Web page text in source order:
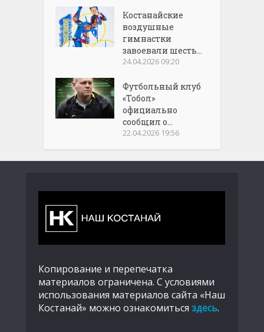
Костанайские
воздушные
гимнастки
завоевали шесть...
24.04.2026 09:20
Футбольный клуб
«Тобол»
официально
сообщил о...
22.04.2026 19:56
Копирование и перепечатка
материалов ограничена. С условиями
использования материалов сайта «Наш
Костанай» можно ознакомиться здесь.